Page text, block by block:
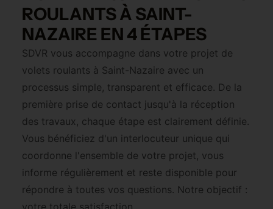
ROULANTS À SAINT-
NAZAIRE EN 4 ÉTAPES
SDVR vous accompagne dans votre projet de
volets roulants à Saint-Nazaire avec un
processus simple, transparent et efficace. De la
première prise de contact jusqu'à la réception
des travaux, chaque étape est clairement définie.
Vous bénéficiez d'un interlocuteur unique qui
coordonne l'ensemble de votre projet, vous
informe régulièrement et reste disponible pour
répondre à toutes vos questions. Notre objectif :
votre totale satisfaction.